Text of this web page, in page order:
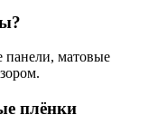
панели, матовые
плёнки